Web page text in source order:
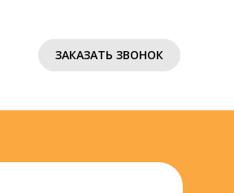
ЗАКАЗАТЬ ЗВОНОК